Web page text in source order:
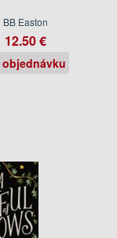
BB Easton
12.50 €
objednávku